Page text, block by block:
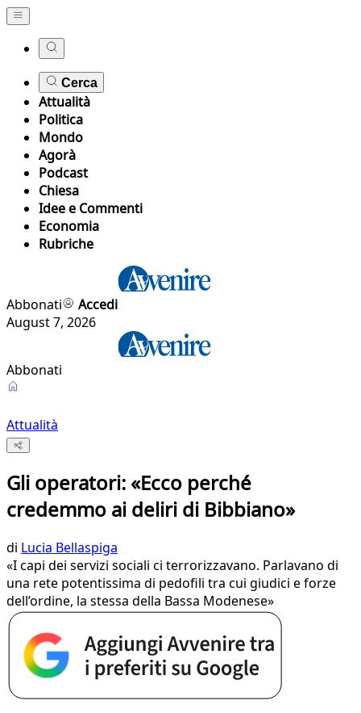
Cerca
Attualità
Politica
Mondo
Agorà
Podcast
Chiesa
Idee e Commenti
Economia
Rubriche
Abbonati
Accedi
August 7, 2026
Abbonati
Attualità
Gli operatori: «Ecco perché
credemmo ai deliri di Bibbiano»
di Lucia Bellaspiga
«I capi dei servizi sociali ci terrorizzavano. Parlavano di
una rete potentissima di pedofili tra cui giudici e forze
dell’ordine, la stessa della Bassa Modenese»